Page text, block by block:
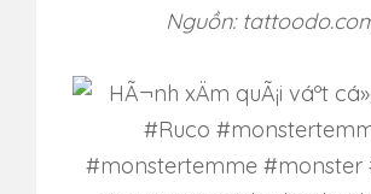
Nguồn: